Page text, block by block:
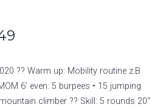
?? Warm up: Mobility routine z.B
6’ even: 5 burpees • 15 jumping
climber ?? Skill: 5 rounds 20“